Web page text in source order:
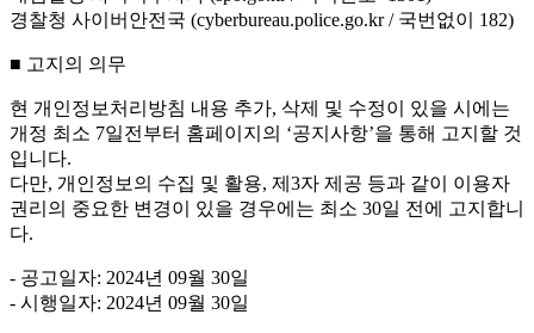
경찰청 사이버안전국 (cyberbureau.police.go.kr / 국번없이 182)
■ 고지의 의무
현 개인정보처리방침 내용 추가, 삭제 및 수정이 있을 시에는
개정 최소 7일전부터 홈페이지의 ‘공지사항’을 통해 고지할 것
입니다.
다만, 개인정보의 수집 및 활용, 제3자 제공 등과 같이 이용자
권리의 중요한 변경이 있을 경우에는 최소 30일 전에 고지합니
다.
- 공고일자: 2024년 09월 30일
- 시행일자: 2024년 09월 30일